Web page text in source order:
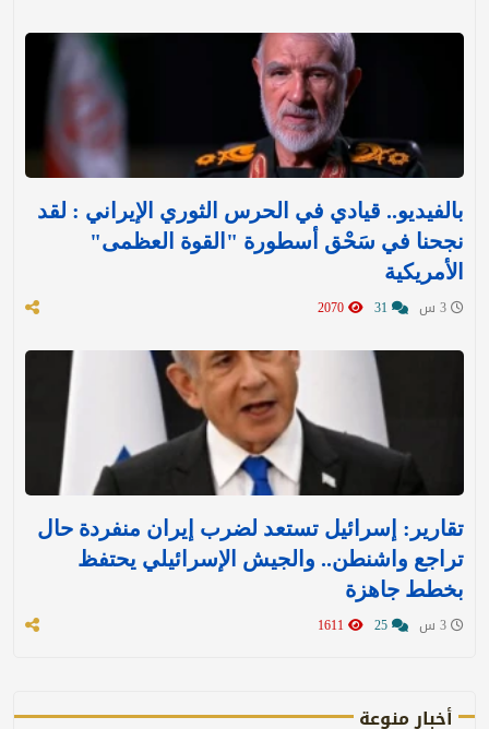
بالفيديو.. قيادي في الحرس الثوري الإيراني : لقد
نجحنا في سَحْق أسطورة "القوة العظمى"
الأمريكية
تقارير: إسرائيل تستعد لضرب إيران منفردة حال
تراجع واشنطن.. والجيش الإسرائيلي يحتفظ
بخطط جاهزة
أخبار منوعة